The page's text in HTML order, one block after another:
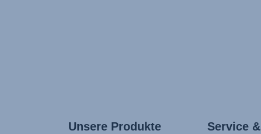
Unsere Produkte
Service &